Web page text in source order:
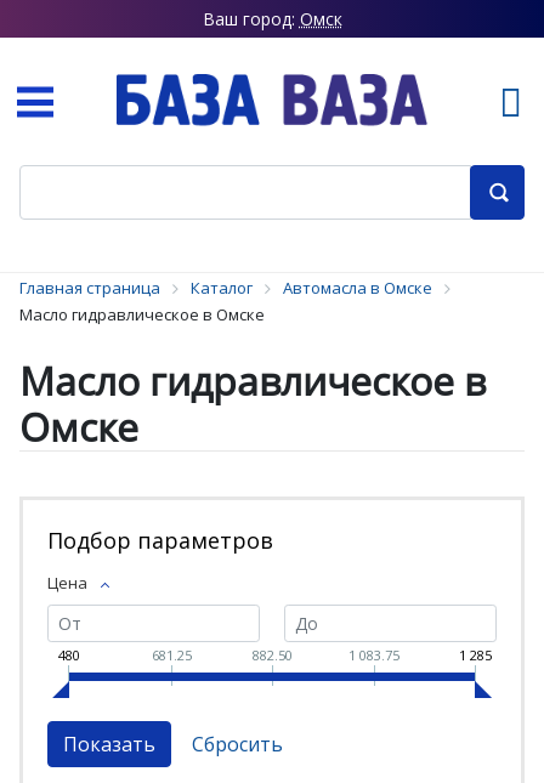
Ваш город: Омск
Главная страница Каталог
Автомасла в Омске
Масло гидравлическое в Омске
Масло гидравлическое в
Омске
Подбор параметров
Цена
480 681.25 882.50 1 083.75 1 285